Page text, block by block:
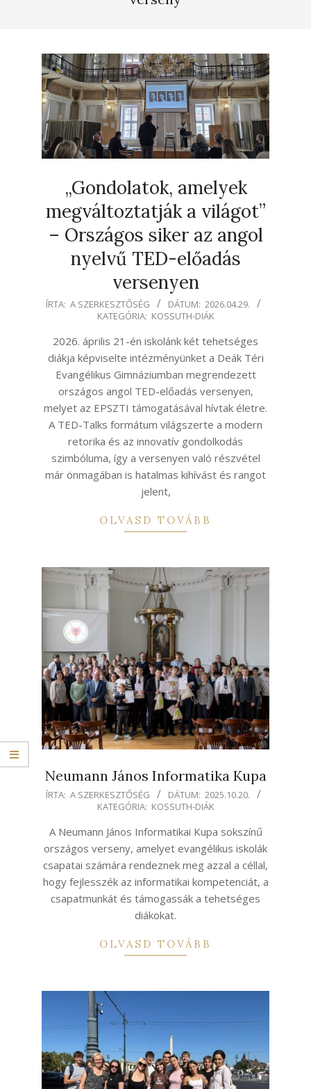
„Gondolatok, amelyek
megváltoztatják a világot”
– Országos siker az angol
nyelvű TED-előadás
versenyen
2026-
ÍRTA: A SZERKESZTŐSÉG DÁTUM: 2026.04.29.
KATEGÓRIA: KOSSUTH-DIÁK
2026. április 21-én iskolánk két tehetséges
diákja képviselte intézményünket a Deák Téri
Evangélikus Gimnáziumban megrendezett
országos angol TED-előadás versenyen,
melyet az EPSZTI támogatásával hívtak életre.
A TED-Talks formátum világszerte a modern
retorika és az innovatív gondolkodás
szimbóluma, így a versenyen való részvétel
már önmagában is hatalmas kihívást és rangot
jelent,
OLVASD TOVÁBB
Neumann János Informatika Kupa
2025-
20
ÍRTA: A SZERKESZTŐSÉG DÁTUM: 2025.10.20.
KATEGÓRIA: KOSSUTH-DIÁK
A Neumann János Informatikai Kupa sokszínű
országos verseny, amelyet evangélikus iskolák
csapatai számára rendeznek meg azzal a céllal,
hogy fejlesszék az informatikai kompetenciát, a
csapatmunkát és támogassák a tehetséges
diákokat.
OLVASD TOVÁBB